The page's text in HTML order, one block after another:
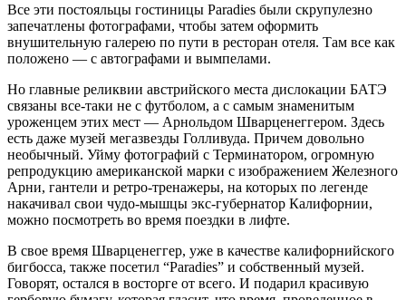
Все эти постояльцы гостиницы Paradies были скрупулезно
запечатлены фотографами, чтобы затем оформить
внушительную галерею по пути в ресторан отеля. Там все как
положено — с автографами и вымпелами.
Но главные реликвии австрийского места дислокации БАТЭ
связаны все-таки не с футболом, а с самым знаменитым
уроженцем этих мест — Арнольдом Шварценеггером. Здесь
есть даже музей мегазвезды Голливуда. Причем довольно
необычный. Уйму фотографий с Терминатором, огромную
репродукцию американской марки с изображением Железного
Арни, гантели и ретро-тренажеры, на которых по легенде
накачивал свои чудо-мышцы экс-губернатор Калифорнии,
можно посмотреть во время поездки в лифте.
В свое время Шварценеггер, уже в качестве калифорнийского
бигбосса, также посетил “Paradies” и собственный музей.
Говорят, остался в восторге от всего. И подарил красивую